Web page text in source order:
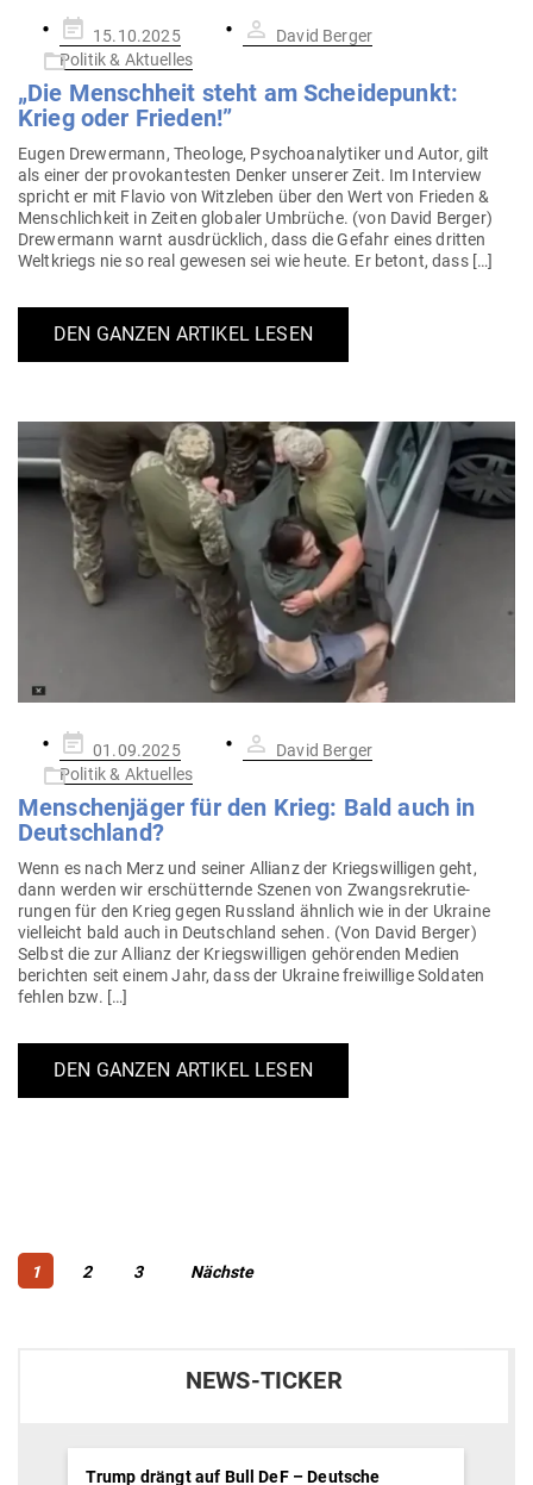
Gepostet
am
15.10.2025
David Berger
Politik & Aktuelles
„Die Menschheit steht am Schei­de­punkt:
Krieg oder Frieden!”
Eugen Dre­wermann, Theologe, Psy­cho­ana­ly­tiker und Autor, gilt
als einer der pro­vo­kan­testen Denker unserer Zeit. Im Interview
spricht er mit Flavio von Witz­leben über den Wert von Frieden &
Mensch­lichkeit in Zeiten glo­baler Umbrüche. (von David Berger)
Dre­wermann warnt aus­drücklich, dass die Gefahr eines dritten
Welt­kriegs nie so real gewesen sei wie heute. Er betont, dass […]
DEN GANZEN ARTIKEL LESEN
Gepostet
am
01.09.2025
David Berger
Politik & Aktuelles
Men­schen­jäger für den Krieg: Bald auch in
Deutschland?
Wenn es nach Merz und seiner Allianz der Kriegs­wil­ligen geht,
dann werden wir erschüt­ternde Szenen von Zwangs­re­kru­tie­
rungen für den Krieg gegen Russland ähnlich wie in der Ukraine
viel­leicht bald auch in Deutschland sehen. (Von David Berger)
Selbst die zur Allianz der Kriegs­wil­ligen gehö­renden Medien
berichten seit einem Jahr, dass der Ukraine frei­willige Sol­daten
fehlen bzw. […]
DEN GANZEN ARTIKEL LESEN
Beitragsnavigation
Page
1 Page
2 Page
3 Nächste
NEWS-TICKER
Trump drängt auf Bull DeF – Deutsche